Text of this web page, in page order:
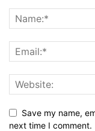
Save my name,
next time I comment.